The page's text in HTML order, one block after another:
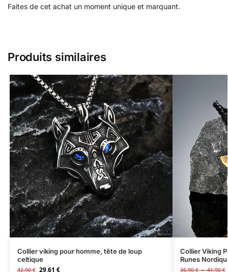
Faites de cet achat un moment unique et marquant.
Produits similaires
Collier viking pour homme, tête de loup
celtique
32,90€ 29,61 €
Collier Viking
Runes
36,90€ – 41,90€